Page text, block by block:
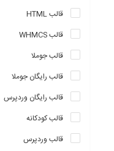
قالب HTML
قالب WHMCS
قالب جوملا
قالب رایگان جوملا
قالب رایگان وردپرس
قالب کودکانه
قالب وردپرس